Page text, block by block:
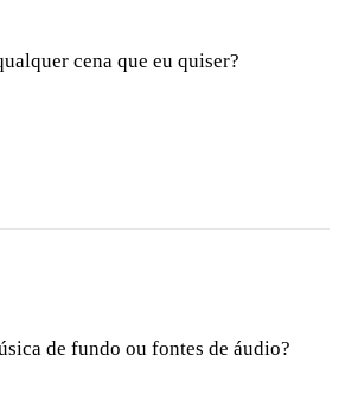
cena que eu quiser?
de fundo ou fontes de áudio?